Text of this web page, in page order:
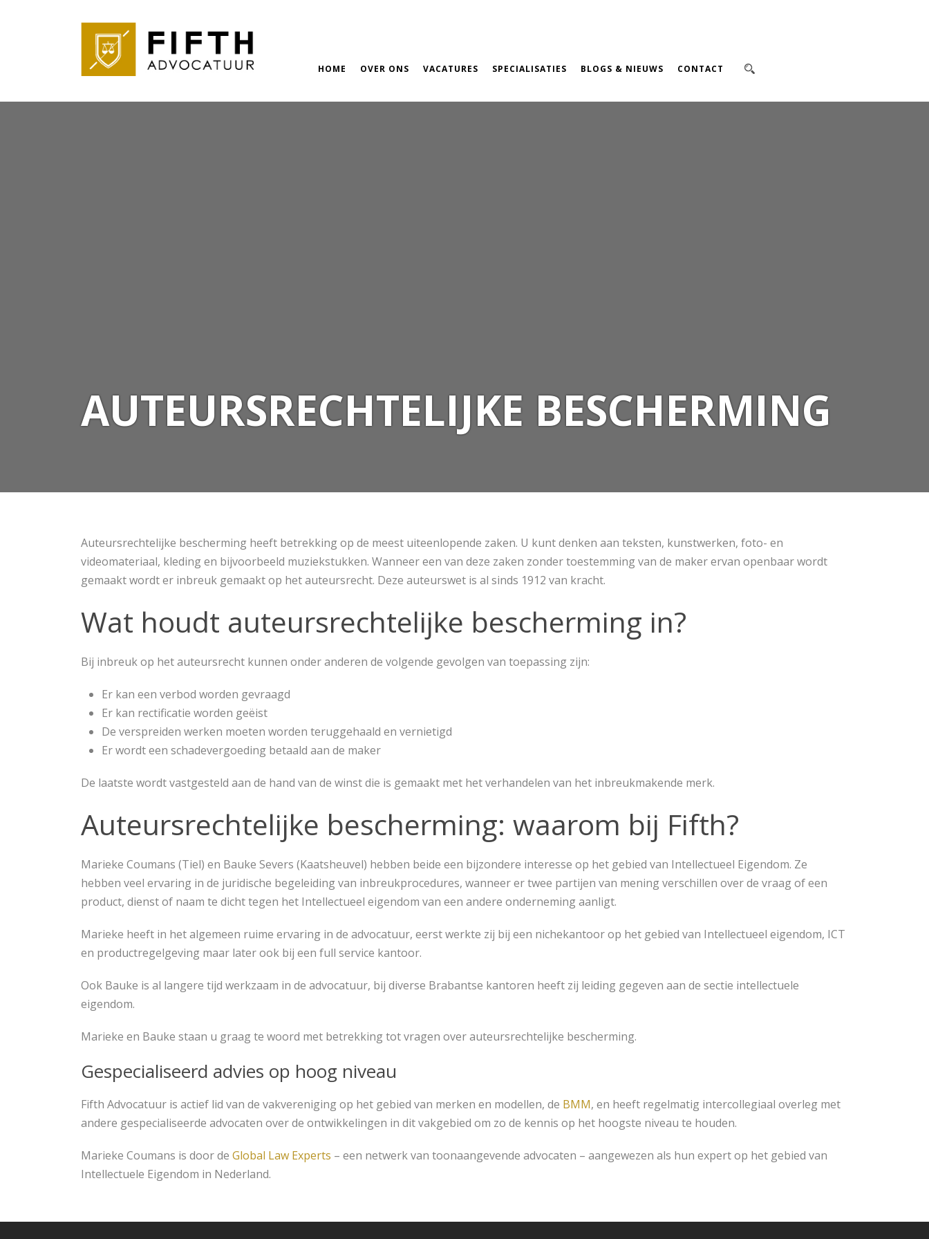
HOME OVER ONS VACATURES SPECIALISATIES BLOGS & NIEUWS CONTACT
AUTEURSRECHTELIJKE BESCHERMING
Auteursrechtelijke bescherming heeft betrekking op de meest uiteenlopende zaken. U kunt denken aan teksten, kunstwerken, foto- en
videomateriaal, kleding en bijvoorbeeld muziekstukken. Wanneer een van deze zaken zonder toestemming van de maker ervan openbaar wordt
gemaakt wordt er inbreuk gemaakt op het auteursrecht. Deze auteurswet is al sinds 1912 van kracht.
Wat houdt auteursrechtelijke bescherming in?
Bij inbreuk op het auteursrecht kunnen onder anderen de volgende gevolgen van toepassing zijn:
Er kan een verbod worden gevraagd
Er kan rectificatie worden geëist
De verspreiden werken moeten worden teruggehaald en vernietigd
Er wordt een schadevergoeding betaald aan de maker
De laatste wordt vastgesteld aan de hand van de winst die is gemaakt met het verhandelen van het inbreukmakende merk.
Auteursrechtelijke bescherming: waarom bij Fifth?
Marieke Coumans (Tiel) en Bauke Severs (Kaatsheuvel) hebben beide een bijzondere interesse op het gebied van Intellectueel Eigendom. Ze
hebben veel ervaring in de juridische begeleiding van inbreukprocedures, wanneer er twee partijen van mening verschillen over de vraag of een
product, dienst of naam te dicht tegen het Intellectueel eigendom van een andere onderneming aanligt.
Marieke heeft in het algemeen ruime ervaring in de advocatuur, eerst werkte zij bij een nichekantoor op het gebied van Intellectueel eigendom, ICT
en productregelgeving maar later ook bij een full service kantoor.
Ook Bauke is al langere tijd werkzaam in de advocatuur, bij diverse Brabantse kantoren heeft zij leiding gegeven aan de sectie intellectuele
eigendom.
Marieke en Bauke staan u graag te woord met betrekking tot vragen over auteursrechtelijke bescherming.
Gespecialiseerd advies op hoog niveau
Fifth Advocatuur is actief lid van de vakvereniging op het gebied van merken en modellen, de BMM, en heeft regelmatig intercollegiaal overleg met
andere gespecialiseerde advocaten over de ontwikkelingen in dit vakgebied om zo de kennis op het hoogste niveau te houden.
Marieke Coumans is door de Global Law Experts – een netwerk van toonaangevende advocaten – aangewezen als hun expert op het gebied van
Intellectuele Eigendom in Nederland.